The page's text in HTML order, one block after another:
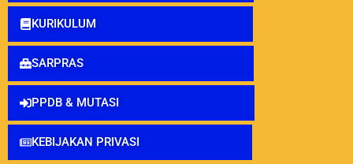
KURIKULUM
SARPRAS
PPDB & MUTASI
KEBIJAKAN PRIVASI